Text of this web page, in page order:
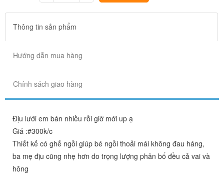
Thông tin sản phẩm
Hướng dẫn mua hàng
Chính sách giao hàng
Địu lưới em bán nhiều rồi giờ mới up ạ
Giá :#300k/c
Thiết kế có ghế ngồi giúp bé ngồi thoải mái không đau háng,
ba mẹ địu cũng nhẹ hơn do trọng lượng phân bố đều cả vai và
hông